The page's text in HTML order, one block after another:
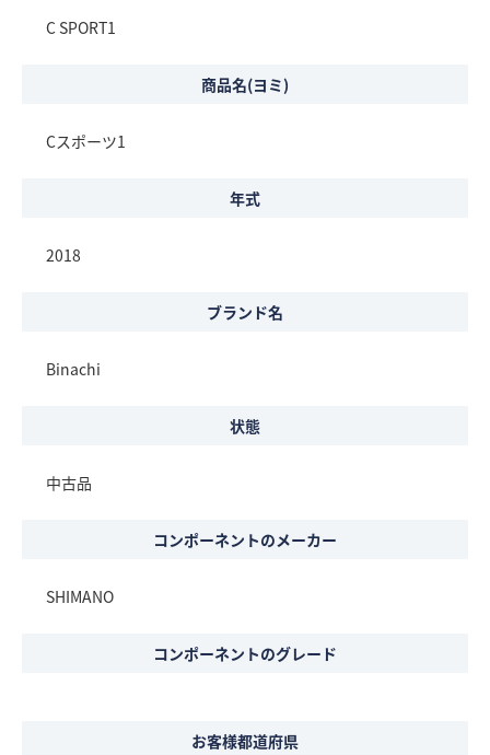
C SPORT1
商品名(ヨミ)
Cスポーツ1
年式
2018
ブランド名
Binachi
状態
中古品
コンポーネントのメーカー
SHIMANO
コンポーネントのグレード
お客様都道府県